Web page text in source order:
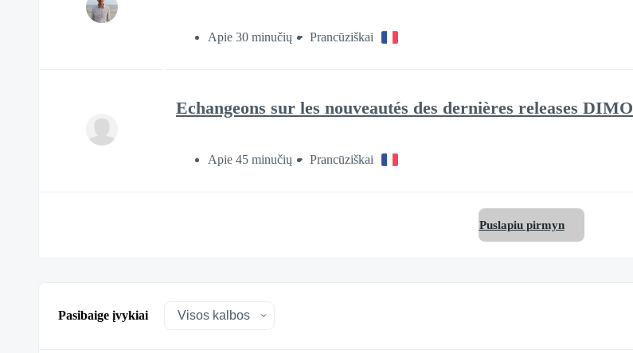
Apie 30 minučių Prancūziškai
Echangeons sur les nouveautés des dernières releases
Apie 45 minučių Prancūziškai
Puslapiu pirmyn
Pasibaige įvykiai